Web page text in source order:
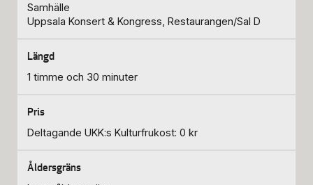
Samhälle
Uppsala Konsert & Kongress, Restaurangen/Sal D
1 timme och 30 minuter
Deltagande UKK:s Kulturfrukost: 0 kr